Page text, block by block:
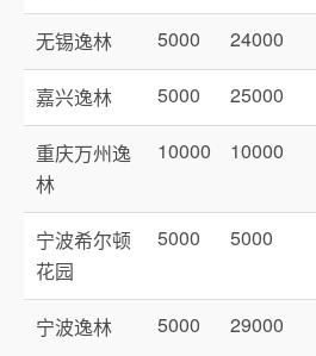
无锡逸林 5000 24000
嘉兴逸林 5000 25000
重庆万州逸
林
10000 10000
宁波希尔顿
花园
5000 5000
宁波逸林 5000 29000